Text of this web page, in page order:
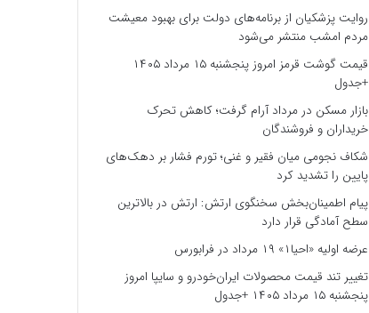
روایت پزشکیان از برنامه‌های دولت برای بهبود معیشت
مردم امشب منتشر می‌شود
قیمت گوشت قرمز امروز پنجشنبه ۱۵ مرداد ۱۴۰۵
+جدول
بازار مسکن در مرداد آرام گرفت؛ کاهش تحرک
خریداران و فروشندگان
شکاف نجومی میان فقیر و غنی؛ تورم فشار بر دهک‌های
پایین را تشدید کرد
پیام اطمینان‌بخش سخنگوی ارتش: ارتش در بالاترین
سطح آمادگی قرار دارد
عرضه اولیه «احیا۱» ۱۹ مرداد در فرابورس
تغییر تند قیمت محصولات ایران‌خودرو و سایپا امروز
پنجشنبه ۱۵ مرداد ۱۴۰۵ +جدول